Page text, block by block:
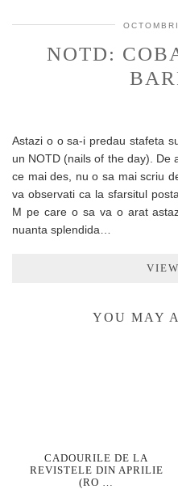
NOTD:
Astazi o o sa-i predau stafeta
un NOTD (nails of the day). De
ce mai des, nu o sa mai scriu
va observati ca la sfarsitul
M pe care o sa va o arat
nuanta splendida…
YOU MAY
CADOURILE DE LA
REVISTELE DIN APRILIE
(RO …